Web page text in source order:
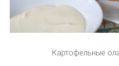
Картофельные